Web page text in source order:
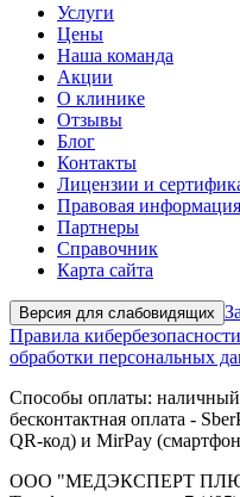
Услуги
Цены
Наша команда
Акции
О клинике
Отзывы
Блог
Контакты
Лицензии и
Правовая информация
Партнеры
Справочник
Карта сайта
Версия для слабовидящих
Правила кибербезопасности
обработки персональных
Способы оплаты: наличный
бесконтактная оплата -
QR-код) и MirPay
ООО "МЕДЭКСПЕРТ